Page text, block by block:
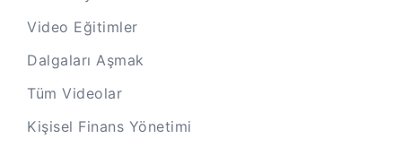
Video Eğitimler
Dalgaları Aşmak
Tüm Videolar
Kişisel Finans Yönetimi